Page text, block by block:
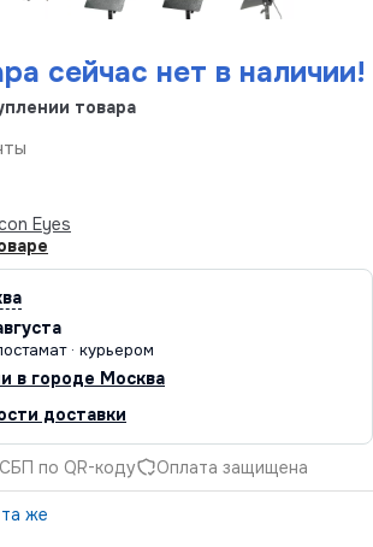
сейчас нет в наличии!
товара
Eyes
· курьером
в городе Москва
доставки
СБП по QR-коду Оплата защищена
же